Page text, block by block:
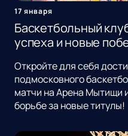
17 января
Баскетбольный
успеха и новые
Откройте для себя
подмосковного
матчи на Арена Мытищи
борьбе за новые титулы!